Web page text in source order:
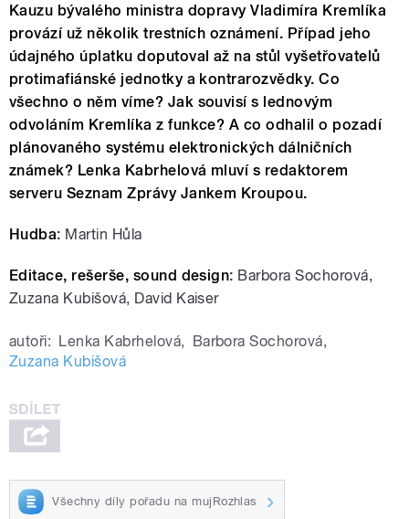
Kauzu bývalého ministra dopravy Vladimíra Kremlíka
provází už několik trestních oznámení. Případ jeho
údajného úplatku doputoval až na stůl vyšetřovatelů
protimafiánské jednotky a kontrarozvědky. Co
všechno o něm víme? Jak souvisí s lednovým
odvoláním Kremlíka z funkce? A co odhalil o pozadí
plánovaného systému elektronických dálničních
známek? Lenka Kabrhelová mluví s redaktorem
serveru Seznam Zprávy Jankem Kroupou.
Hudba: Martin Hůla
Editace, rešerše, sound design: Barbora Sochorová,
Zuzana Kubišová, David Kaiser
autoři: Lenka Kabrhelová, Barbora Sochorová,
Zuzana Kubišová
Všechny díly pořadu na mujRozhlas